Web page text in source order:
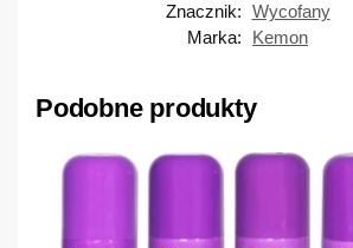
Znacznik: Wycofany
Marka:
Kemon
Podobne produkty